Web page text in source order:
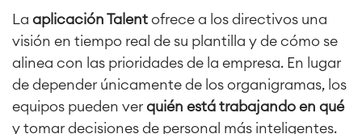
Agile & DevOps
DevOps
Gestión de requisitos
La aplicación Talent ofrece a los directivos una
visión en tiempo real de su plantilla y de cómo se
alinea con las prioridades de la empresa. En lugar
de depender únicamente de los organigramas, los
equipos pueden ver quién está trabajando en qué
y tomar decisiones de personal más inteligentes.